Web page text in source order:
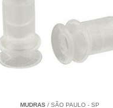
MUDRAS / SÃO PAULO - SP